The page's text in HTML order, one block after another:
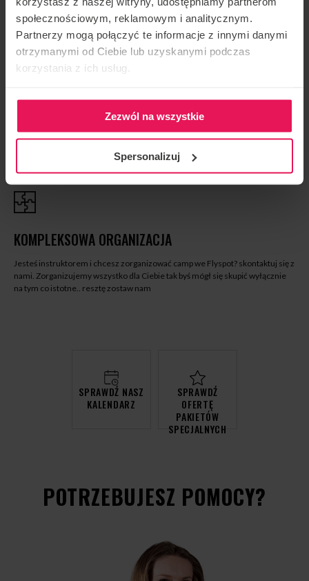
społecznościowym, reklamowym i analitycznym.
Partnerzy mogą połączyć te informacje z innymi danymi
otrzymanymi od Ciebie lub uzyskanymi podczas
korzystania z ich usług.
Zezwól na wszystkie
Spersonalizuj
nie samym lataniem człowiek żyje – strefa wokół tunelu to idealne miejsce
na spotkania po treningach, relaks i budowanie nowych przyjaźni
KOMPLEKSOWA ORGANIZACJA
Jesteś instruktorem i chcesz zorganizować camp we Flyspot? skontaktuj się z
nami. Zorganizujemy wszystko dla Ciebie tak byś mógł się skupić wyłącznie
na tym co istotne.. resztę zostaw nam
SPRAWDŹ NASZ
KALENDARZ
SPRAWDŹ
OFERTĘ
PAKIETÓW
SPECJALNYCH
POTRZEBUJESZ POMOCY?